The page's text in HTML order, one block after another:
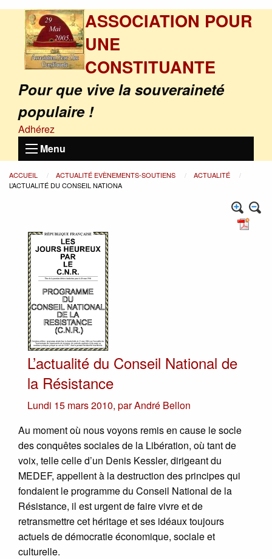
ASSOCIATION POUR
UNE
CONSTITUANTE
Pour que vive la souveraineté
populaire !
Adhérez
Menu
ACCUEIL ACTUALITÉ EVÈNEMENTS-SOUTIENS
ACTUALITÉ
L’ACTUALITÉ DU CONSEIL NATIONA
L’actualité du Conseil National de
la Résistance
Lundi 15 mars 2010, parAndré Bellon
Au moment où nous voyons remis en cause le socle
des conquêtes sociales de la Libération, où tant de
voix, telle celle d’un Denis Kessler, dirigeant du
MEDEF, appellent à la destruction des principes qui
fondaient le programme du Conseil National de la
Résistance, il est urgent de faire vivre et de
retransmettre cet héritage et ses idéaux toujours
actuels de démocratie économique, sociale et
culturelle.